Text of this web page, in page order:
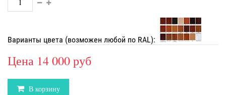
Варианты цвета (возможен любой по RAL):
Цена 14 000 руб
В корзину